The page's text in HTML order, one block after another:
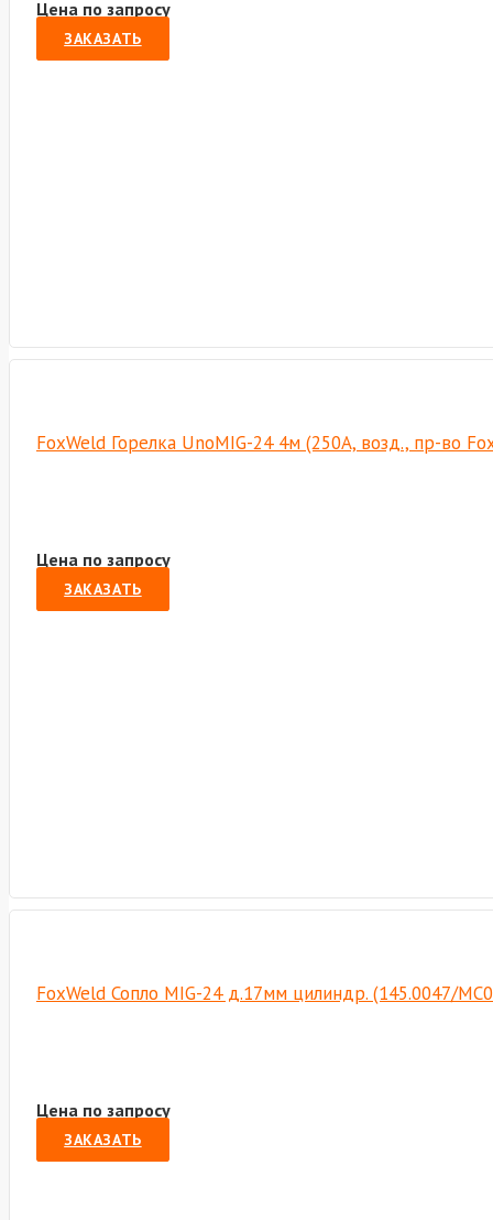
Цена по запросу
ЗАКАЗАТЬ
FoxWeld Горелка UnoMIG-24 4м (250А, возд., пр-во
Цена по запросу
ЗАКАЗАТЬ
FoxWeld Сопло MIG-24 д.17мм цилиндр. (145.0047/
Цена по запросу
ЗАКАЗАТЬ